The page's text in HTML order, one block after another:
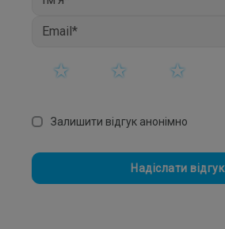
Залишити відгук анонімно
Надіслати відгук